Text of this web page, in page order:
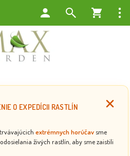
O EXPEDÍCII RASTLÍN
extrémnych horúčav sme
živých rastlín, aby sme zaistili